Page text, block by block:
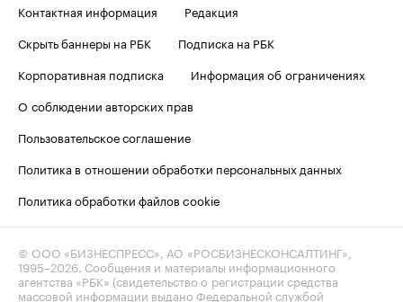
Контактная информация
Редакция
Скрыть баннеры на РБК
Подписка на РБК
Корпоративная подписка
Информация об ограничениях
О соблюдении авторских прав
Пользовательское соглашение
Политика в отношении обработки персональных данных
Политика обработки файлов cookie
© ООО «БИЗНЕСПРЕСС», АО «РОСБИЗНЕСКОНСАЛТИНГ»,
1995–2026 . Сообщения и материалы информационного
агентства «РБК» (свидетельство о регистрации средства
массовой информации выдано Федеральной службой